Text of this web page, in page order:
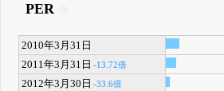
PER
2010年3月31日
2011年3月31日 -13.72倍
2012年3月30日 -33.6倍